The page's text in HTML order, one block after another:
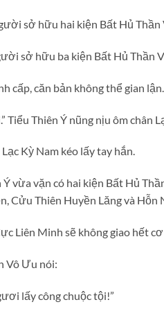
sở hữu hai kiện Bất Hủ Thần
sở hữu ba kiện Bất Hủ Thần
căn bản không thể gian lận.
Tiểu Thiên Ý nũng nịu ôm chân
Kỳ Nam kéo lấy tay hắn.
Ý vừa vặn có hai kiện Bất Hủ
Cửu Thiên Huyền Lăng và
Liên Minh sẽ không giao hết
Vô Ưu nói:
lấy công chuộc tội!”